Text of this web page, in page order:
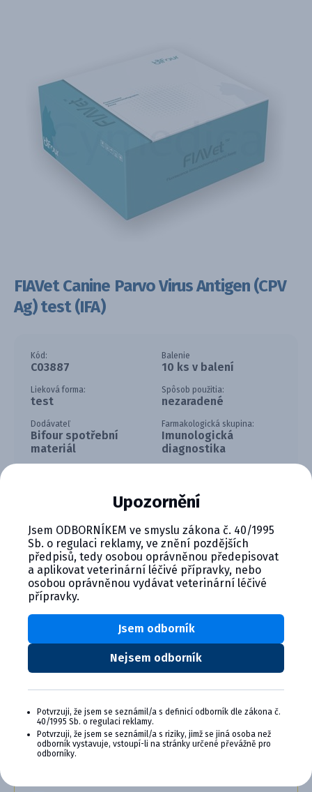
FIAVet Canine Parvo Virus Antigen (CPV
Ag) test (IFA)
Kód:
C03887
Balenie
10 ks v balení
Lieková forma:
test
Spôsob použitia:
nezaradené
Dodávateľ
Bifour spotřební
materiál
Farmakologická skupina:
Imunologická
diagnostika
Rýchly test na detekciu antigénu CPV, určený pre psov.
Umožňuje včasnú diagnostiku parvovírusovej infekcie.
CYMEDICA PLUS: VERNOSŤ, KTORÁ
Zapojte sa do vernostného programu Cymedica
Plus a získajte ďalšie bonusy pre svoju
veterinárnu prax, vzdelávanie a pohodu.
Upozornění
Jsem ODBORNÍKEM ve smyslu zákona č. 40/1995
Sb. o regulaci reklamy, ve znění pozdějších
předpisů, tedy osobou oprávněnou předepisovat
a aplikovat veterinární léčivé přípravky, nebo
osobou oprávněnou vydávat veterinární léčivé
přípravky.
Nejsem odborník
Jsem odborník
Potvrzuji, že jsem se seznámil/a s definicí odborník dle zákona č.
40/1995 Sb. o regulaci reklamy.
Potvrzuji, že jsem se seznámil/a s riziky, jimž se jiná osoba než
odborník vystavuje, vstoupí-li na stránky určené převážně pro
odborníky.